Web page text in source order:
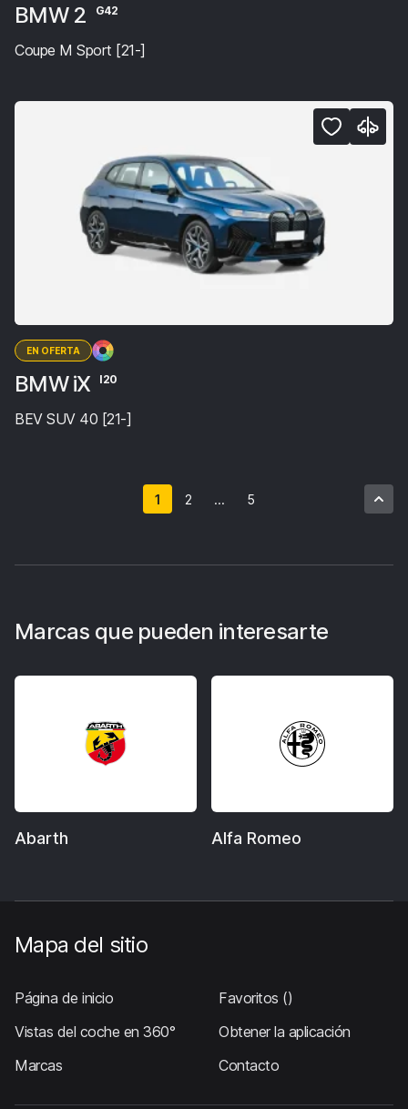
BMW 2 G42
Coupe M Sport [21-]
EN OFERTA
BMW iX I20
BEV SUV 40 [21-]
1 2 ... 5
Marcas que pueden interesarte
Abarth Alfa Romeo
Mapa del sitio
Página de inicio Favoritos ()
Vistas del coche en 360°
Obtener la aplicación
Marcas
Contacto